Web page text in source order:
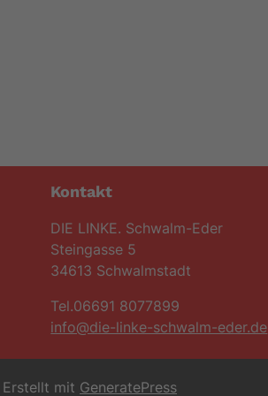
Kontakt
DIE LINKE. Schwalm-Eder
Steingasse 5
34613 Schwalmstadt
Tel.06691 8077899
info@die-linke-schwalm-eder.de
Erstellt mit GeneratePress